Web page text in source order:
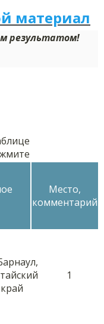
материал
результатом!
Место,
комментарий
край
1